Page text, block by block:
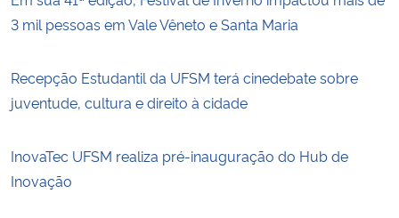
3 mil pessoas em Vale Vêneto e Santa Maria
Recepção Estudantil da UFSM terá cinedebate sobre
juventude, cultura e direito à cidade
InovaTec UFSM realiza pré-inauguração do Hub de
Inovação